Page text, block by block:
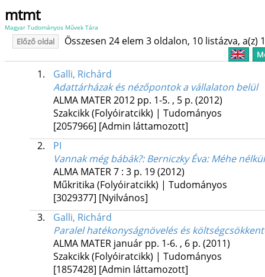
mtmt
Magyar Tudományos Művek Tára
Előző oldal Összesen 24 elem 3 oldalon, 10 listázva, a(z)
1.
Galli, Richárd
Adattárházak és nézőpontok a vállalaton belül
ALMA MATER2012 pp. 1-5. , 5 p. (2012)
Szakcikk (Folyóiratcikk) | Tudományos
[2057966] [Admin láttamozott]
2.
PI
Vannak még bábák?: Berniczky Éva: Méhe
ALMA MATER7: 3 p. 19(2012)
Műkritika (Folyóiratcikk) | Tudományos
[3029377] [Nyilvános]
3.
Galli, Richárd
Paralel hatékonyságnövelés és
ALMA MATER január pp. 1-6. , 6 p. (2011)
Szakcikk (Folyóiratcikk) | Tudományos
[1857428] [Admin láttamozott]